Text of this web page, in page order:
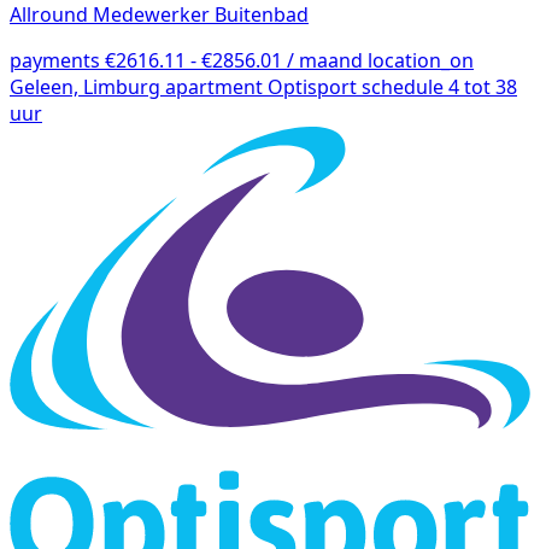
Allround Medewerker Buitenbad
payments €2616.11 - €2856.01 / maand location_on
Geleen, Limburg apartment Optisportschedule4 tot 38
uur